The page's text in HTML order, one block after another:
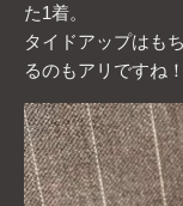
た1着。
タイドアップはも
るのもアリですね！